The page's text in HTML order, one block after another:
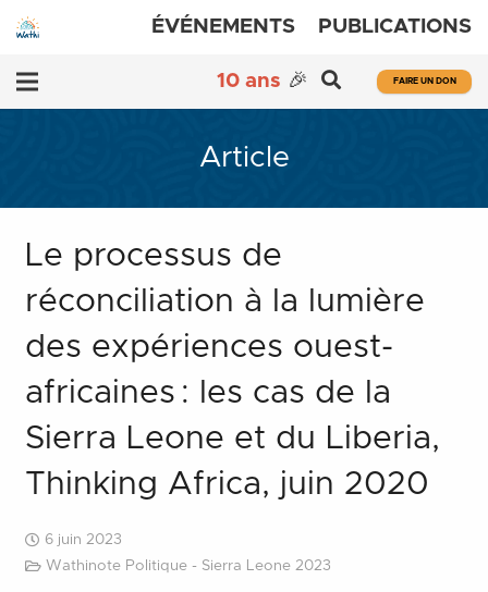
ÉVÉNEMENTS PUBLICATIONS
10 ans 🎉 FAIRE UN DON
Article
Le processus de
réconciliation à la lumière
des expériences ouest-
africaines : les cas de la
Sierra Leone et du Liberia,
Thinking Africa, juin 2020
6 juin 2023
Wathinote Politique - Sierra Leone 2023